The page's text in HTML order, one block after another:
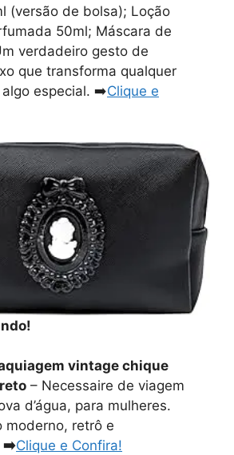
(versão de bolsa); Loção
50ml; Máscara de
verdadeiro gesto de
que transforma qualquer
algo especial. ➡️Clique e
vintage chique
– Necessaire de viagem
d’água, para mulheres.
moderno, retrô e
➡️Clique e Confira!